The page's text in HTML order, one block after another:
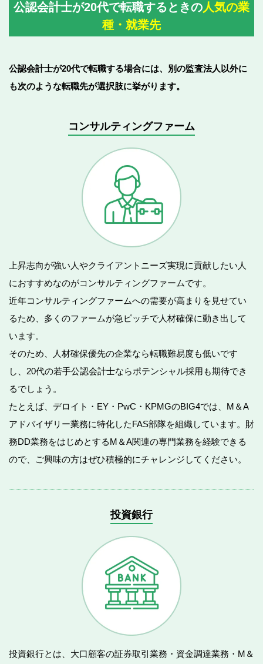
公認会計士が20代で転職するときの人気の業
種・就業先
公認会計士が20代で転職する場合には、別の監査法人以外に
も次のような転職先が選択肢に挙がります。
コンサルティングファーム
上昇志向が強い人やクライアントニーズ実現に貢献したい人
におすすめなのがコンサルティングファームです。
近年コンサルティングファームへの需要が高まりを見せてい
るため、多くのファームが急ピッチで人材確保に動き出して
います。
そのため、人材確保優先の企業なら転職難易度も低いです
し、20代の若手公認会計士ならポテンシャル採用も期待でき
るでしょう。
たとえば、デロイト・EY・PwC・KPMGのBIG4では、M＆A
アドバイザリー業務に特化したFAS部隊を組織しています。財
務DD業務をはじめとするM＆A関連の専門業務を経験できる
ので、ご興味の方はぜひ積極的にチャレンジしてください。
投資銀行
投資銀行とは、大口顧客の証券取引業務・資金調達業務・M＆